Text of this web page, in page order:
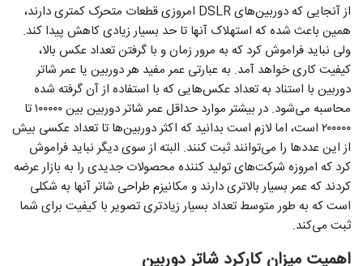
از آنجایی که دوربین‌های DSLR امروزی قطعات متحرک کمتری دارند،
همین باعث شده که استهلاک آنها تا حد بسیار زیادی کاهش پیدا کند.
ولی نباید فراموش کرد که به مرور زمان و با گرفتن تعداد عکس بالا،
کیفیت کاری خواهد آمد. به عبارتی عمر مفید هر دوربین یا عمر شاتر
دوربین با استناد به تعداد عکس‌هایی که با استفاده از آن گرفته شده
محاسبه می‌شود. در بیشتر موارد حداقل عمر شاتر دوربین بین ۱۰۰۰۰۰ تا
۲۰۰۰۰۰ است، اما لازم است بدانید که اکثر دوربین‌ها تا تعداد عکسی بیش
از این عدد‌ها را می‌توانند ثبت کنند. البته از سوی دیگر نباید فراموش
کرد که امروزه شرکت‌های تولید کننده محصولات جدیدی را به بازار عرضه
کردند که عمر بسیار بالاتری دارند و مکانیزم طراحی شاتر آنها به شکلی
است که به طور متوسط تعداد بسیار زیادتری تصویر با کیفیت برای شما
ثبت می‌کند.
اهمیت میزان کارکرد شاتر دوربین